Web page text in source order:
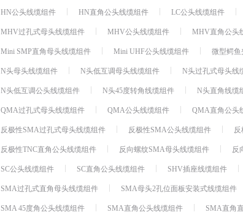
HN公头线缆组件
HN直角公头线缆组件 LC公头线缆组件
MHV过孔式母头线缆组件
MHV公头线缆组件 MHV直角公头
Mini SMP直角母头线缆组件
Mini UHF公头线缆组件 微型鳄
N头母头线缆组件
N头低互调母头线缆组件 N头过孔式母头线
N头低互调公头线缆组件
N头45度转角线缆组件 N头直角线缆
QMA过孔式母头线缆组件
QMA公头线缆组件 QMA直角公头
反极性SMA过孔式母头线缆组件
反极性SMA公头线缆组件
反极性TNC直角公头线缆组件
反向螺纹SMA母头线缆组件 反
SC公头线缆组件
SC直角公头线缆组件 SHV插座线缆组件
SMA过孔式直角母头线缆组件
SMA母头2孔位面板安装式线缆组件
SMA 45度角公头线缆组件
SMA直角公头线缆组件 SMA直角